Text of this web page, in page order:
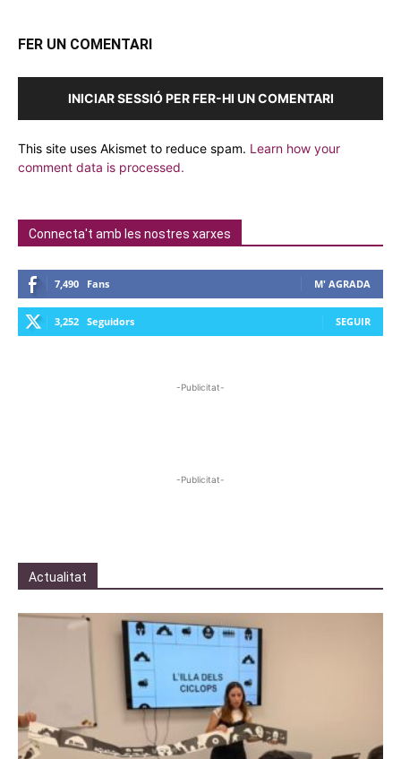
FER UN COMENTARI
INICIAR SESSIÓ PER FER-HI UN COMENTARI
This site uses Akismet to reduce spam. Learn how your
comment data is processed.
Connecta't amb les nostres xarxes
7,490 Fans M' AGRADA
3,252 Seguidors SEGUIR
-Publicitat-
-Publicitat-
Actualitat